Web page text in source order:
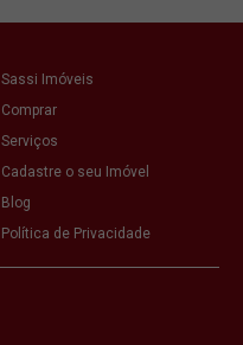
Sassi Imóveis
Comprar
Serviços
Cadastre o seu Imóvel
Blog
Política de Privacidade